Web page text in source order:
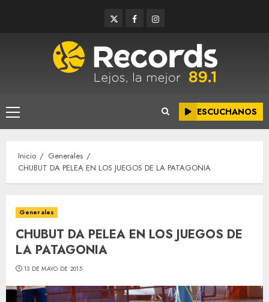
TwitterFacebookInstagram
Menú
principal
ESCUCHANOS
Inicio
Generales
CHUBUT DA PELEA EN LOS JUEGOS DE LA PATAGONIA
Generales
CHUBUT DA PELEA EN LOS JUEGOS DE
LA PATAGONIA
13 DE MAYO DE 2015